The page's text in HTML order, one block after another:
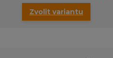
Zvolit variantu